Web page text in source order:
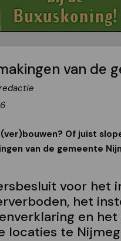
van de
Of juist
van de gemeente
voor het
het
en
locaties te